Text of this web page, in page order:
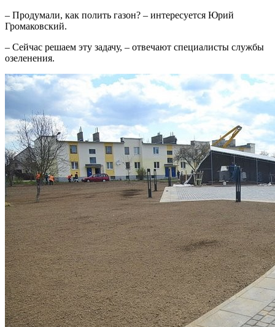
– Продумали, как полить газон? – интересуется Юрий
Громаковский.
– Сейчас решаем эту задачу, – отвечают специалисты службы
озеленения.